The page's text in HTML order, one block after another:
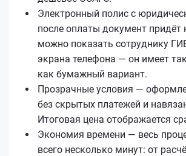
Электронный полис с
после оплаты документ придёт
можно показать сотруднику
экрана телефона — он имеет
как бумажный вариант.
Прозрачные условия —
без скрытых платежей и
Итоговая цена отображается
Экономия времени — весь
всего несколько минут: от